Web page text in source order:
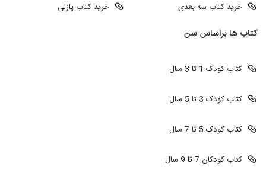
خرید کتاب سه بعدی خرید کتاب پازلی
کتاب ها براساس سن
کتاب کودک 1 تا 3 سال
کتاب کودک 3 تا 5 سال
کتاب کودک 5 تا 7 سال
کتاب کودکان 7 تا 9 سال